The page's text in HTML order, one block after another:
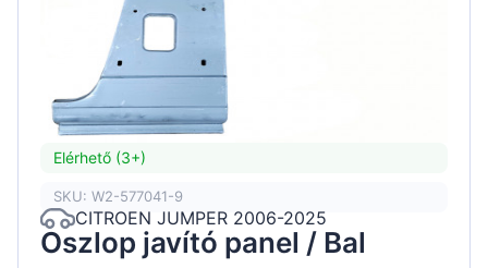
Elérhető (3+)
SKU: W2-577041-9
CITROEN JUMPER 2006-2025
Oszlop javító panel / Bal